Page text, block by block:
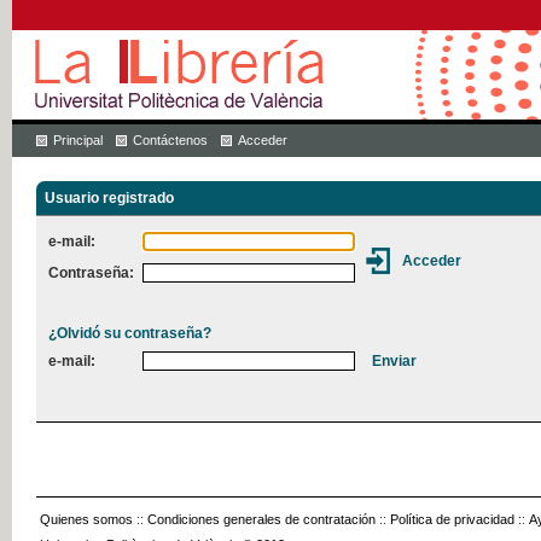
Principal Contáctenos Acceder
Usuario registrado
e-mail:
Contraseña:
¿Olvidó su contraseña?
e-mail:
Quienes somos :: Condiciones generales de contratación :: Política de privacidad ::